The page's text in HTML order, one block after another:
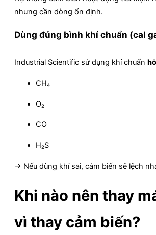
nhưng cần dòng ổn định.
Dùng đúng bình khí chuẩn (cal
Industrial Scientific sử dụng khí chuẩn
CH₄
O₂
CO
H₂S
→ Nếu dùng khí sai, cảm biến sẽ lệch
Khi nào nên thay
vì thay cảm biến?